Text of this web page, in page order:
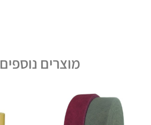
מוצרים נוספים